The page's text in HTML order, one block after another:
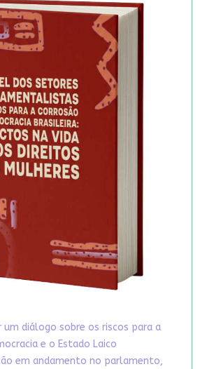
diálogo sobre os riscos para a
e o Estado Laico
em andamento no parlamento,